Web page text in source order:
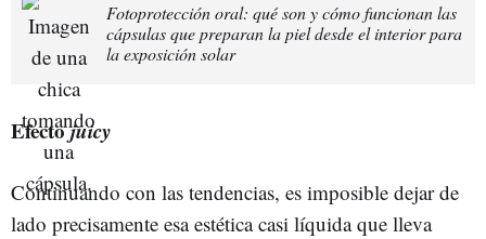
Fotoprotección oral: qué son y cómo funcionan las
cápsulas que preparan la piel desde el interior para
la exposición solar
Efectojuicy
Continuando con las tendencias, es imposible dejar de
lado precisamente esa estética casi líquida que lleva